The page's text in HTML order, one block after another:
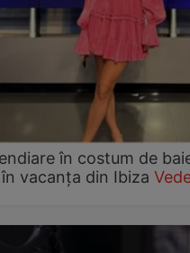
în costum de
vacanța din Ibiza